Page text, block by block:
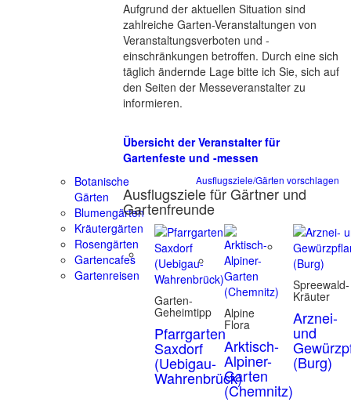
Aufgrund der aktuellen Situation sind
zahlreiche Garten-Veranstaltungen von
Veranstaltungsverboten und -
einschränkungen betroffen. Durch eine sich
täglich ändernde Lage bitte ich Sie, sich auf
den Seiten der Messeveranstalter zu
informieren.
Übersicht der Veranstalter für
Gartenfeste und -messen
Botanische
Gärten
Blumengärten
Kräutergärten
Rosengärten
Gartencafes
Gartenreisen
Ausflugsziele/Gärten vorschlagen
Ausflugsziele für Gärtner und
Gartenfreunde
Garten-
Geheimtipp
Pfarrgarten
Saxdorf
(Uebigau-
Wahrenbrück)
Alpine
Flora
Arktisch-
Alpiner-
Garten
(Chemnitz)
Spreewald-
Kräuter
Arznei-
und
(Burg)